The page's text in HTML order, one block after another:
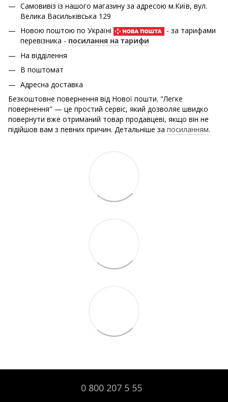
Самовивіз із нашого магазину за адресою м.Київ, вул.
Велика Васильківська 129
Новою поштою по Україні
- за тарифами
перевізника - посилання на тарифи
На відділення
В поштомат
Адресна доставка
Безкоштовне повернення від Нової пошти. "Легке
повернення" — це простий сервіс, який дозволяє швидко
повернути вже отриманий товар продавцеві, якщо він не
підійшов вам з певних причин. Детальніше за посиланням.
0 800 207 5 55